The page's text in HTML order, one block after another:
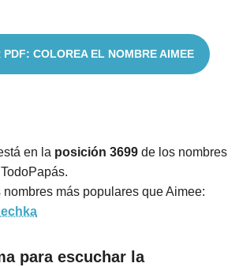
PDF: COLOREA EL NOMBRE AIMEE
en la posición 3699 de los nombres
más populares que Aimee:
para escuchar la